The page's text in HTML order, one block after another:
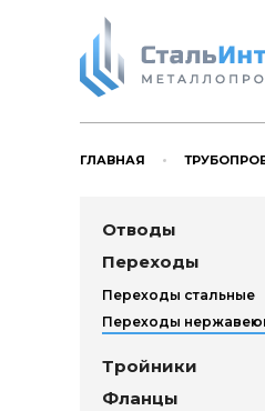
ГЛАВНАЯ
Отводы
Переходы
Переходы стальные
Переходы
Тройники
Фланцы